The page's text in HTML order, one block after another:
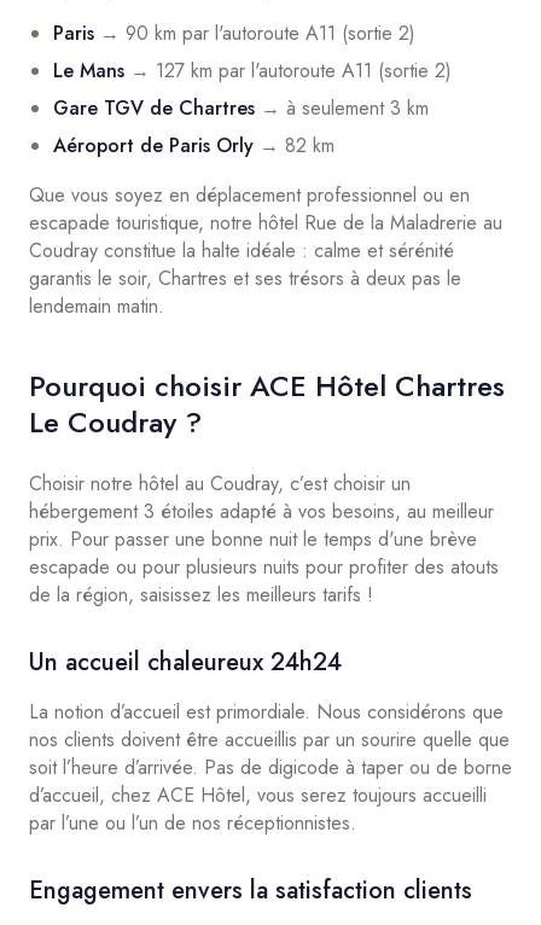
Paris → 90 km par l'autoroute A11 (sortie 2)
Le Mans → 127 km par l'autoroute A11 (sortie 2)
Gare TGV de Chartres → à seulement 3 km
Aéroport de Paris Orly → 82 km
Que vous soyez en déplacement professionnel ou en
escapade touristique, notre hôtel Rue de la Maladrerie au
Coudray constitue la halte idéale : calme et sérénité
garantis le soir, Chartres et ses trésors à deux pas le
lendemain matin.
Pourquoi choisir ACE Hôtel Chartres
Le Coudray ?
Choisir notre hôtel au Coudray, c’est choisir un
hébergement 3 étoiles adapté à vos besoins, au meilleur
prix. Pour passer une bonne nuit le temps d'une brève
escapade ou pour plusieurs nuits pour profiter des atouts
de la région, saisissez les meilleurs tarifs !
Un accueil chaleureux 24h24
La notion d’accueil est primordiale. Nous considérons que
nos clients doivent être accueillis par un sourire quelle que
soit l’heure d’arrivée. Pas de digicode à taper ou de borne
d’accueil, chez ACE Hôtel, vous serez toujours accueilli
par l’une ou l’un de nos réceptionnistes.
Engagement envers la satisfaction clients